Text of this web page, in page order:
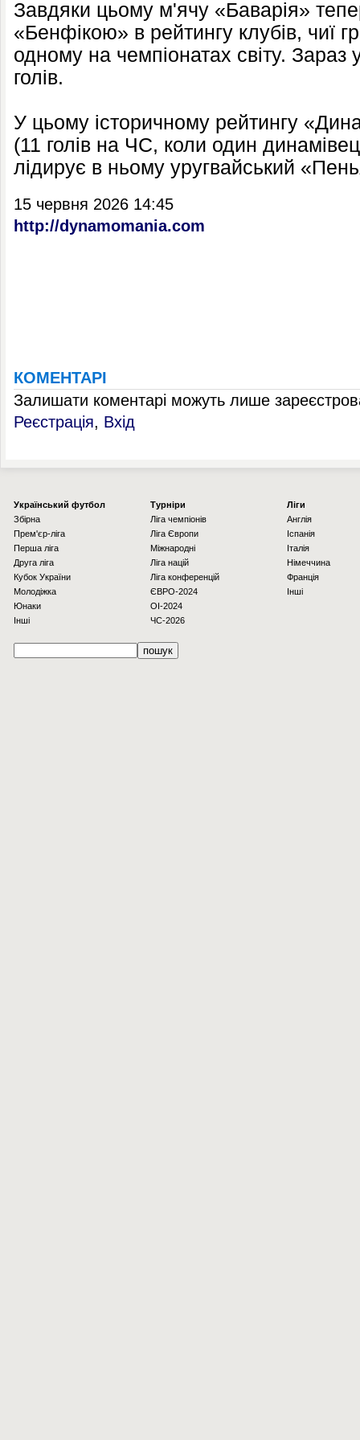
Завдяки цьому м'ячу «Баварія»
«Бенфікою» в рейтингу клубів, чиї
одному на чемпіонатах світу. Зараз
голів.
У цьому історичному рейтингу
(11 голів на ЧС, коли один
лідирує в ньому уругвайський
15 червня 2026 14:45
http://dynamomania.com
КОМЕНТАРІ
Залишати коментарі можуть лише
Реєстрація, Вхід
Українcький футбол
Збірна
Прем'єр-ліга
Перша ліга
Друга ліга
Кубок України
Молодіжка
Юнаки
Інші
Турніри
Ліга чемпіонів
Ліга Європи
Міжнародні
Ліга націй
Ліга конференцій
ЄВРО-2024
OI-2024
ЧС-2026
Ліги
Англія
Іспанія
Італія
Німеччина
Франція
Інші